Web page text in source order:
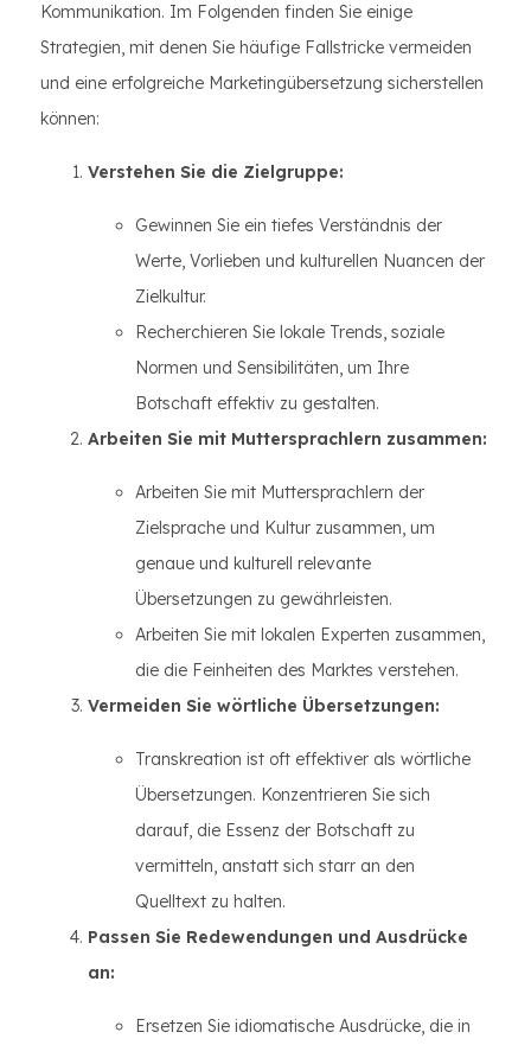
Kommunikation. Im Folgenden finden Sie einige
Strategien, mit denen Sie häufige Fallstricke vermeiden
und eine erfolgreiche Marketingübersetzung sicherstellen
können:
Verstehen Sie die Zielgruppe:
Gewinnen Sie ein tiefes Verständnis der
Werte, Vorlieben und kulturellen Nuancen der
Zielkultur.
Recherchieren Sie lokale Trends, soziale
Normen und Sensibilitäten, um Ihre
Botschaft effektiv zu gestalten.
Arbeiten Sie mit Muttersprachlern zusammen:
Arbeiten Sie mit Muttersprachlern der
Zielsprache und Kultur zusammen, um
genaue und kulturell relevante
Übersetzungen zu gewährleisten.
Arbeiten Sie mit lokalen Experten zusammen,
die die Feinheiten des Marktes verstehen.
Vermeiden Sie wörtliche Übersetzungen:
Transkreation ist oft effektiver als wörtliche
Übersetzungen. Konzentrieren Sie sich
darauf, die Essenz der Botschaft zu
vermitteln, anstatt sich starr an den
Quelltext zu halten.
Passen Sie Redewendungen und Ausdrücke
an:
Ersetzen Sie idiomatische Ausdrücke, die in